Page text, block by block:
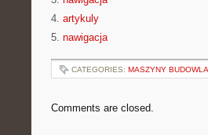
4. artykuly
5. nawigacja
CATEGORIES: MASZYNY
Comments are closed.